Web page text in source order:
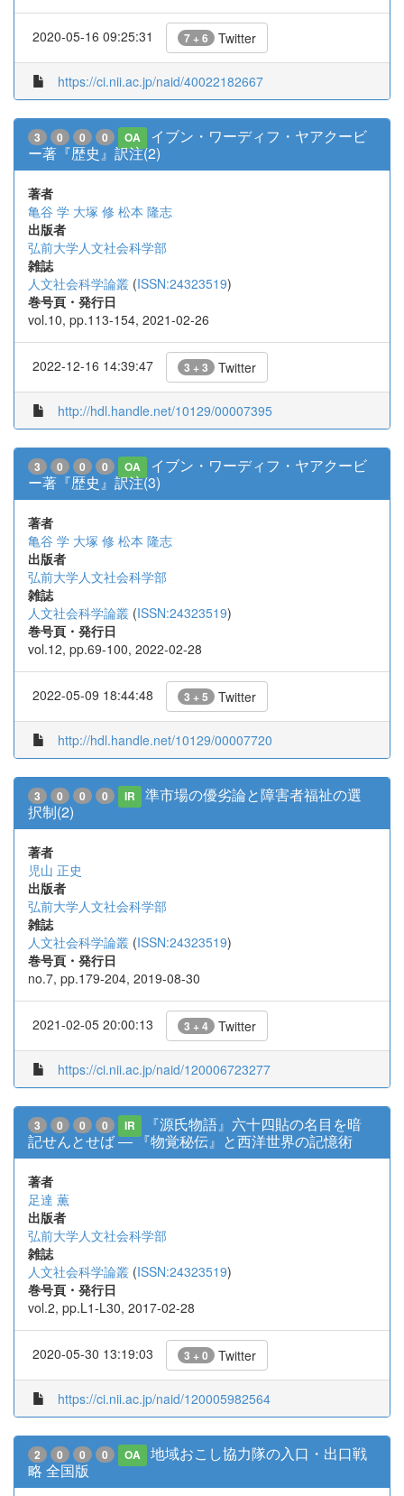
2020-05-16 09:25:31 7 + 6 Twitter
https://ci.nii.ac.jp/naid/40022182667
3 0 0 0 OA
イブン・ワーディフ・ヤアクービ
ー著『歴史』訳注(2)
著者
亀谷 学 大塚 修 松本 隆志
出版者
弘前大学人文社会科学部
雑誌
人文社会科学論叢 (ISSN:24323519)
巻号頁・発行日
vol.10, pp.113-154, 2021-02-26
2022-12-16 14:39:47 3 + 3 Twitter
http://hdl.handle.net/10129/00007395
3 0 0 0 OA
イブン・ワーディフ・ヤアクービ
ー著『歴史』訳注(3)
著者
亀谷 学 大塚 修 松本 隆志
出版者
弘前大学人文社会科学部
雑誌
人文社会科学論叢 (ISSN:24323519)
巻号頁・発行日
vol.12, pp.69-100, 2022-02-28
2022-05-09 18:44:48 3 + 5 Twitter
http://hdl.handle.net/10129/00007720
3 0 0 0 IR
準市場の優劣論と障害者福祉の選
択制(2)
著者
児山 正史
出版者
弘前大学人文社会科学部
雑誌
人文社会科学論叢 (ISSN:24323519)
巻号頁・発行日
no.7, pp.179-204, 2019-08-30
2021-02-05 20:00:13 3 + 4 Twitter
https://ci.nii.ac.jp/naid/120006723277
3 0 0 0 IR
『源氏物語』六十四貼の名目を暗
記せんとせば ― 『物覚秘伝』と西洋世界の記憶術
著者
足達 薫
出版者
弘前大学人文社会科学部
雑誌
人文社会科学論叢 (ISSN:24323519)
巻号頁・発行日
vol.2, pp.L1-L30, 2017-02-28
2020-05-30 13:19:03 3 + 0 Twitter
https://ci.nii.ac.jp/naid/120005982564
2 0 0 0 OA
地域おこし協力隊の入口・出口戦
略 全国版